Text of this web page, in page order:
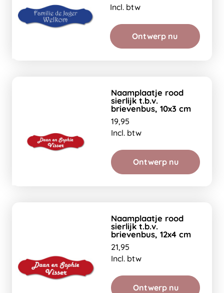
Incl. btw
Ontwerp nu
Naamplaatje rood
sierlijk t.b.v.
brievenbus, 10x3 cm
19,95
Incl. btw
Ontwerp nu
Naamplaatje rood
sierlijk t.b.v.
brievenbus, 12x4 cm
21,95
Incl. btw
Ontwerp nu